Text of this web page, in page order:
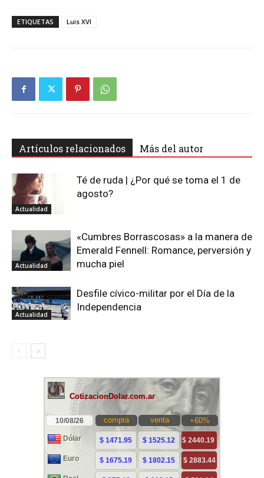
ETIQUETAS Luis XVI
Artículos relacionados Más del autor
Actualidad
Té de ruda | ¿Por qué se toma el 1 de
agosto?
Actualidad
«Cumbres Borrascosas» a la manera de
Emerald Fennell: Romance, perversión y
mucha piel
Actualidad
Desfile cívico-militar por el Día de la
Independencia